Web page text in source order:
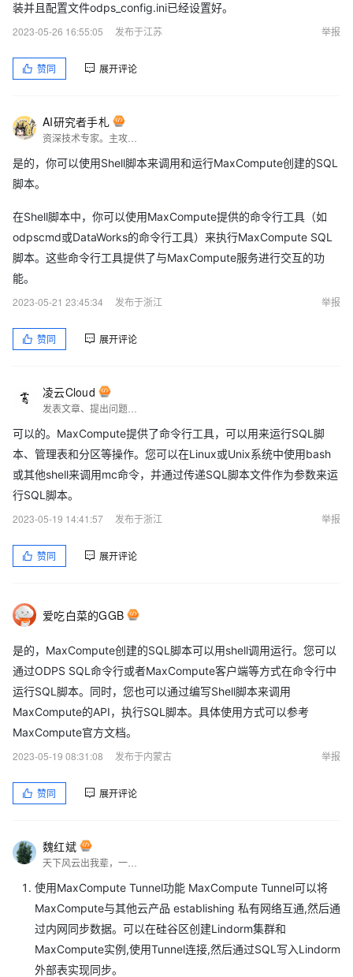
装并且配置文件odps_config.ini已经设置好。
2023-05-26 16:55:05
发布于江苏 举报
赞同 展开评论
AI研究者手札
是的，你可以使用Shell脚本来调用和运行MaxCompute创建的SQL
脚本。
在Shell脚本中，你可以使用MaxCompute提供的命令行工具（如
odpscmd或DataWorks的命令行工具）来执行MaxCompute SQL
脚本。这些命令行工具提供了与MaxCompute服务进行交互的功
能。
2023-05-21 23:45:34
发布于浙江 举报
赞同 展开评论
凌云Cloud
可以的。MaxCompute提供了命令行工具，可以用来运行SQL脚
本、管理表和分区等操作。您可以在Linux或Unix系统中使用bash
或其他shell来调用mc命令，并通过传递SQL脚本文件作为参数来运
行SQL脚本。
2023-05-19 14:41:57
发布于浙江 举报
赞同 展开评论
爱吃白菜的GGB
是的，MaxCompute创建的SQL脚本可以用shell调用运行。您可以
通过ODPS SQL命令行或者MaxCompute客户端等方式在命令行中
运行SQL脚本。同时，您也可以通过编写Shell脚本来调用
MaxCompute的API，执行SQL脚本。具体使用方式可以参考
MaxCompute官方文档。
2023-05-19 08:31:08
发布于内蒙古 举报
赞同 展开评论
魏红斌
使用MaxCompute Tunnel功能 MaxCompute Tunnel可以将
MaxCompute与其他云产品 establishing 私有网络互通,然后通
过内网同步数据。可以在硅谷区创建Lindorm集群和
MaxCompute实例,使用Tunnel连接,然后通过SQL写入Lindorm
外部表实现同步。